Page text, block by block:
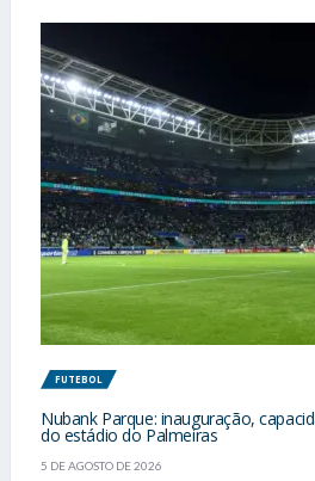
FUTEBOL
Nubank Parque: inauguração,
do estádio do Palmeiras
5 DE AGOSTO DE 2026